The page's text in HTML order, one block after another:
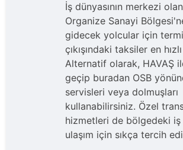
İş dünyasının merkezi
Organize Sanayi
gidecek yolcular için
çıkışındaki taksiler en
Alternatif olarak, HAVAŞ
geçip buradan OSB
servisleri veya dolmuşları
kullanabilirsiniz. Özel
hizmetleri de bölgedeki
ulaşım için sıkça tercih